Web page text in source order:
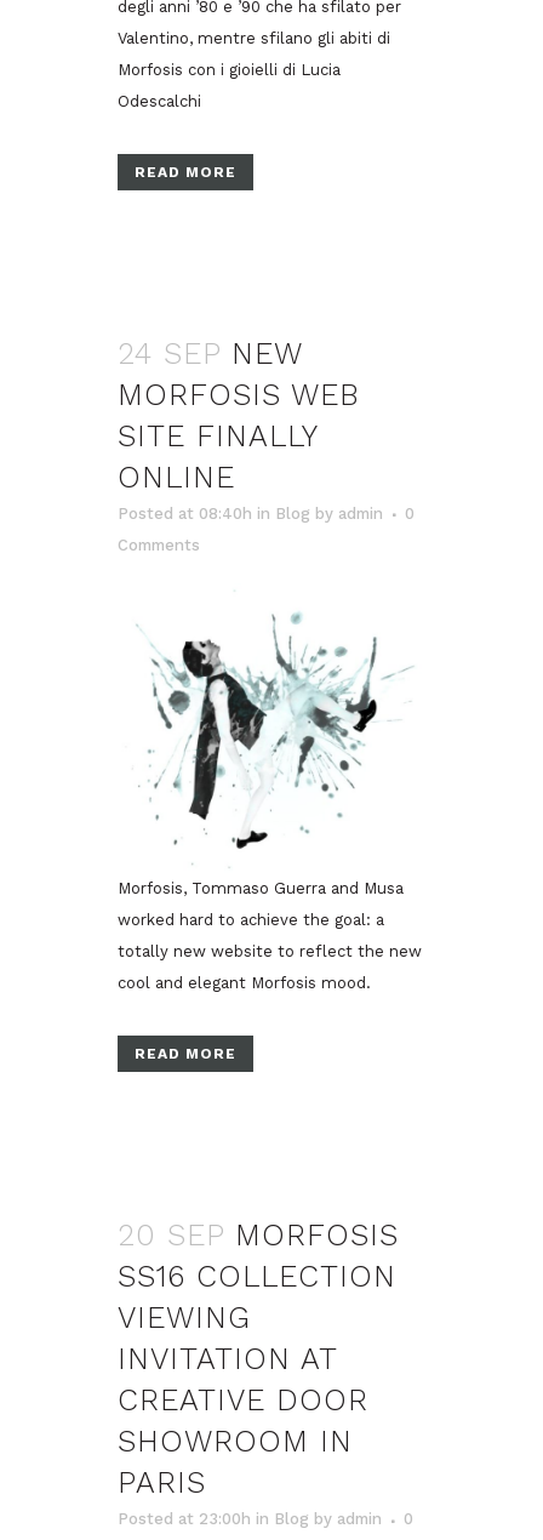
degli anni ’80 e ’90 che ha sfilato per
Valentino, mentre sfilano gli abiti di
Morfosis con i gioielli di Lucia
Odescalchi
READ MORE
24 SEP NEW
MORFOSIS WEB
SITE FINALLY
ONLINE
Posted at 08:40h in Blog by admin
0
Comments
Morfosis, Tommaso Guerra and Musa
worked hard to achieve the goal: a
totally new website to reflect the new
cool and elegant Morfosis mood.
READ MORE
20 SEP MORFOSIS
SS16 COLLECTION
VIEWING
INVITATION AT
CREATIVE DOOR
SHOWROOM IN
PARIS
Posted at 23:00h in Blog by admin
0